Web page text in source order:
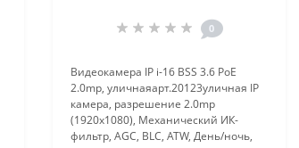
0
Видеокамера IP i-16 BSS 3.6 PoE
2.0mp, уличнаяарт.20123уличная IP
камера, разрешение 2.0mp
(1920х1080), Механический ИК-
фильтр, AGC, BLC, ATW, День/ночь,